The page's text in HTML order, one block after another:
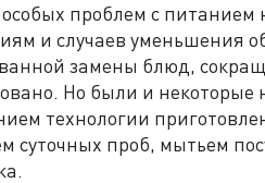
проблем с
и случаев уменьшения
замены блюд,
Но были и
технологии
суточных проб, мытьем